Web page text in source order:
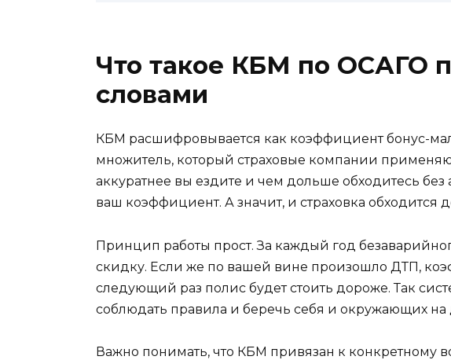
Что такое КБМ по ОСАГО
словами
КБМ расшифровывается как коэффициент бонус-
множитель, который страховые компании
аккуратнее вы ездите и чем дольше обходитесь без
ваш коэффициент. А значит, и страховка обходится
Принцип работы прост. За каждый год
скидку. Если же по вашей вине произошло ДТП,
следующий раз полис будет стоить дороже. Так
соблюдать правила и беречь себя и окружающих на
Важно понимать, что КБМ привязан к конкретному